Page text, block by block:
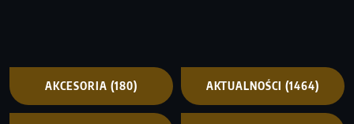
AKCESORIA (180) AKTUALNOŚCI (1464)